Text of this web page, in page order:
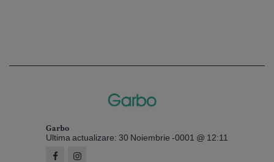
Garbo
Ultima actualizare: 30 Noiembrie -0001 @ 12:11